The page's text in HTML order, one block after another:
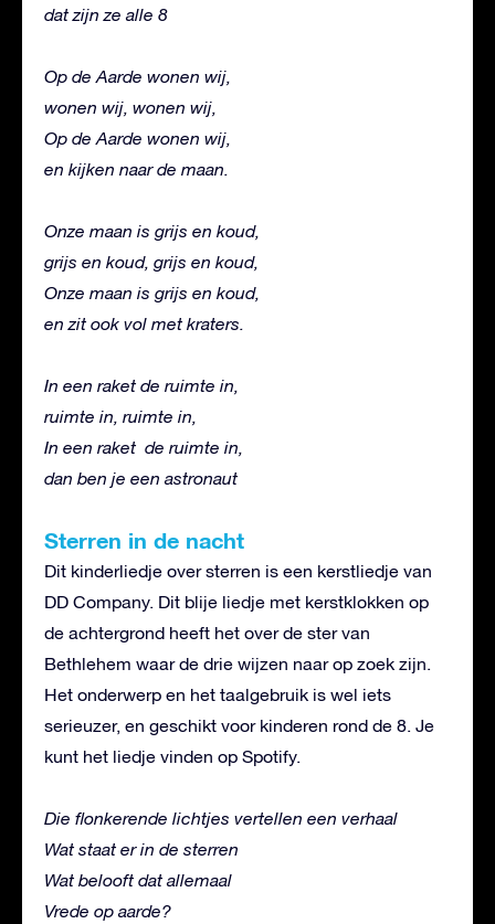
dat zijn ze alle 8
Op de Aarde wonen wij,
wonen wij, wonen wij,
Op de Aarde wonen wij,
en kijken naar de maan.
Onze maan is grijs en koud,
grijs en koud, grijs en koud,
Onze maan is grijs en koud,
en zit ook vol met kraters.
In een raket de ruimte in,
ruimte in, ruimte in,
In een raket de ruimte in,
dan ben je een astronaut
Sterren in de nacht
Dit kinderliedje over sterren is een kerstliedje van
DD Company. Dit blije liedje met kerstklokken op
de achtergrond heeft het over de ster van
Bethlehem waar de drie wijzen naar op zoek zijn.
Het onderwerp en het taalgebruik is wel iets
serieuzer, en geschikt voor kinderen rond de 8. Je
kunt het liedje vinden op Spotify.
Die flonkerende lichtjes vertellen een verhaal
Wat staat er in de sterren
Wat belooft dat allemaal
Vrede op aarde?